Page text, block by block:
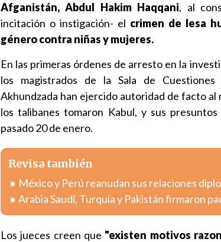
Afganistán, Abdul Hakim Haqqani, al
incitación o instigación- el crimen de lesa
género contra niñas y mujeres.
En las primeras órdenes de arresto en la
los magistrados de la Sala de
Akhundzada han ejercido autoridad de facto
los talibanes tomaron Kabul, y sus
pasado 20 de enero.
Revisa también
México y Perú reanudan sus relaciones
Arabia Saudí, Turquía y Pakistán firmaron
Los jueces creen que "existen motivos